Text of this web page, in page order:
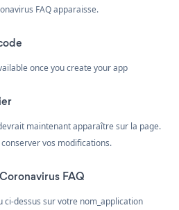
FAQ apparaisse.
once you create your app
maintenant apparaître sur la page.
vos modifications.
FAQ
ci-dessus sur votre nom_application